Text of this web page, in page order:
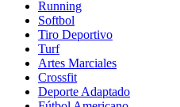
Running
Softbol
Tiro Deportivo
Turf
Artes Marciales
Crossfit
Deporte Adaptado